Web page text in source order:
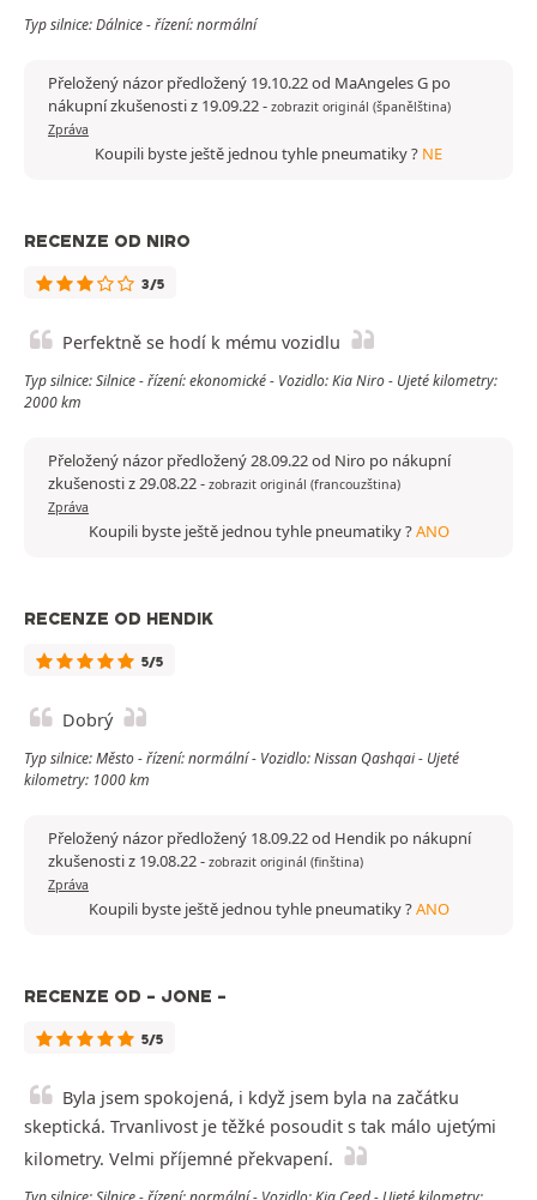
Typ silnice: Dálnice - řízení: normální
Přeložený názor předložený 19.10.22 od MaAngeles G po
nákupní zkušenosti z 19.09.22- zobrazit originál (španělština)
Zpráva
Koupili byste ještě jednou tyhle pneumatiky ? NE
RECENZE OD NIRO
3/5
Perfektně se hodí k mému vozidlu
Typ silnice: Silnice - řízení: ekonomické - Vozidlo: Kia Niro - Ujeté kilometry:
2000 km
Přeložený názor předložený 28.09.22 od Niro po nákupní
zkušenosti z 29.08.22- zobrazit originál (francouzština)
Zpráva
Koupili byste ještě jednou tyhle pneumatiky ?ANO
RECENZE OD HENDIK
5/5
Dobrý
Typ silnice: Město - řízení: normální - Vozidlo: Nissan Qashqai - Ujeté
kilometry: 1000 km
Přeložený názor předložený 18.09.22 od Hendik po nákupní
zkušenosti z 19.08.22- zobrazit originál (finština)
Zpráva
Koupili byste ještě jednou tyhle pneumatiky ?ANO
RECENZE OD - JONE -
5/5
Byla jsem spokojená, i když jsem byla na začátku
skeptická. Trvanlivost je těžké posoudit s tak málo ujetými
kilometry. Velmi příjemné překvapení.